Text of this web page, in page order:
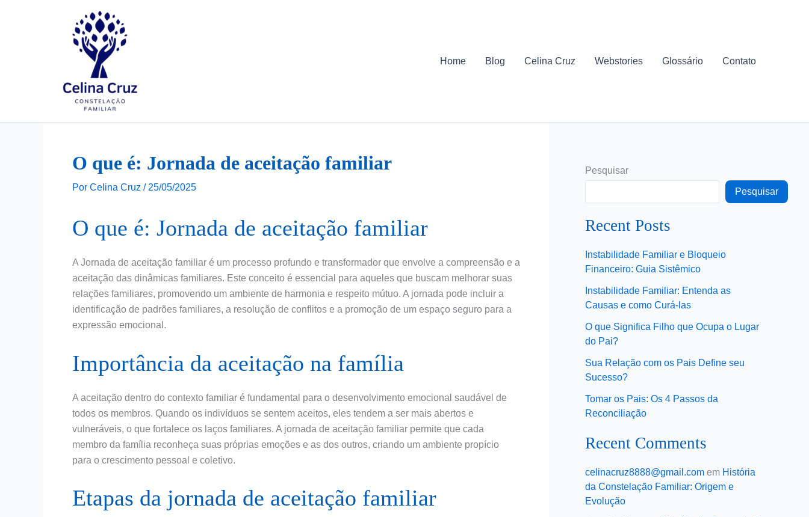
Home Blog Celina Cruz Webstories Glossário Contato
O que é: Jornada de aceitação familiar
Por Celina Cruz / 25/05/2025
O que é: Jornada de aceitação familiar
A Jornada de aceitação familiar é um processo profundo e transformador que envolve a compreensão e a
aceitação das dinâmicas familiares. Este conceito é essencial para aqueles que buscam melhorar suas
relações familiares, promovendo um ambiente de harmonia e respeito mútuo. A jornada pode incluir a
identificação de padrões familiares, a resolução de conflitos e a promoção de um espaço seguro para a
expressão emocional.
Importância da aceitação na família
A aceitação dentro do contexto familiar é fundamental para o desenvolvimento emocional saudável de
todos os membros. Quando os indivíduos se sentem aceitos, eles tendem a ser mais abertos e
vulneráveis, o que fortalece os laços familiares. A jornada de aceitação familiar permite que cada
membro da família reconheça suas próprias emoções e as dos outros, criando um ambiente propício
para o crescimento pessoal e coletivo.
Etapas da jornada de aceitação familiar
Pesquisar
Pesquisar
Recent Posts
Instabilidade Familiar e Bloqueio
Financeiro: Guia Sistêmico
Instabilidade Familiar: Entenda as
Causas e como Curá-las
O que Significa Filho que Ocupa o Lugar
do Pai?
Sua Relação com os Pais Define seu
Sucesso?
Tomar os Pais: Os 4 Passos da
Reconciliação
Recent Comments
celinacruz8888@gmail.com em História
da Constelação Familiar: Origem e
Evolução